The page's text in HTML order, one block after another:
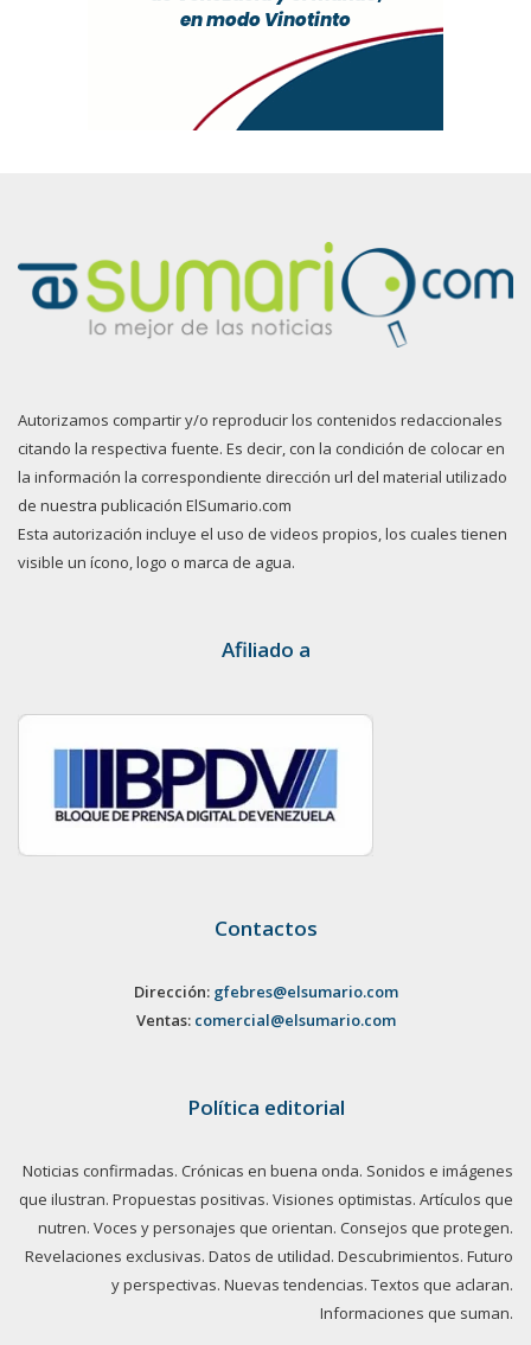
Autorizamos compartir y/o reproducir los contenidos redaccionales
citando la respectiva fuente. Es decir, con la condición de colocar en
la información la correspondiente dirección url del material utilizado
de nuestra publicación ElSumario.com
Esta autorización incluye el uso de videos propios, los cuales tienen
visible un ícono, logo o marca de agua.
Afiliado a
Contactos
Dirección: gfebres@elsumario.com
Ventas: comercial@elsumario.com
Política editorial
Noticias confirmadas. Crónicas en buena onda. Sonidos e imágenes
que ilustran. Propuestas positivas. Visiones optimistas. Artículos que
nutren. Voces y personajes que orientan. Consejos que protegen.
Revelaciones exclusivas. Datos de utilidad. Descubrimientos. Futuro
y perspectivas. Nuevas tendencias. Textos que aclaran.
Informaciones que suman.